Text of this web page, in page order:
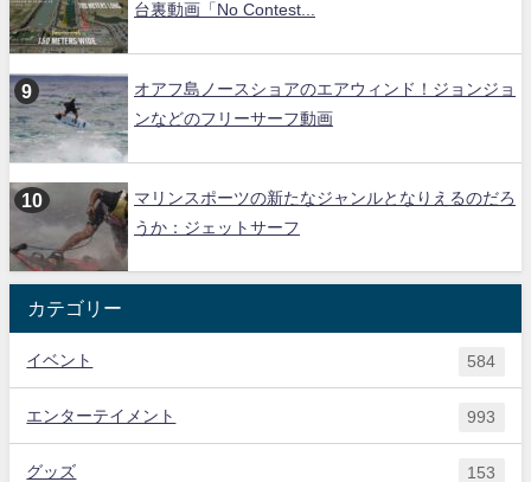
台裏動画「No Contest...
オアフ島ノースショアのエアウィンド！ジョンジョ
ンなどのフリーサーフ動画
マリンスポーツの新たなジャンルとなりえるのだろ
うか：ジェットサーフ
カテゴリー
イベント 584
エンターテイメント 993
グッズ 153